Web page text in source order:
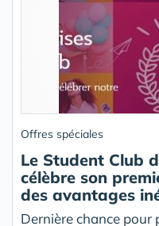
Offres spéciales
Le Student Club
célèbre son
des avantages
Dernière chance